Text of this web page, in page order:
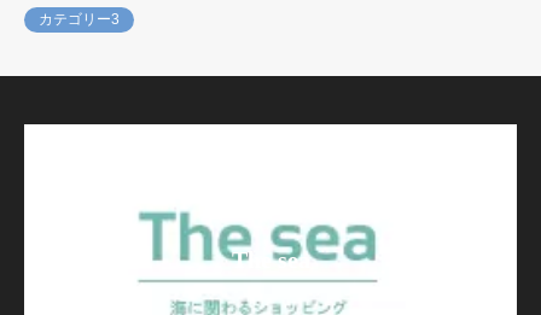
カテゴリー3
The sea